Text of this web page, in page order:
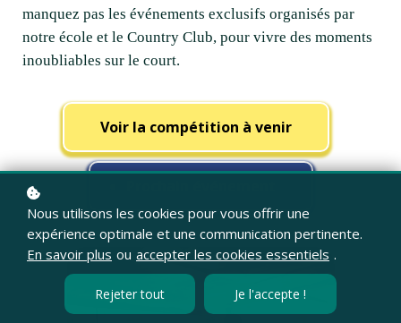
manquez pas les événements exclusifs organisés par
notre école et le Country Club, pour vivre des moments
inoubliables sur le court.
Voir la compétition à venir
Nous utilisons les cookies pour vous offrir une
expérience optimale et une communication pertinente.
En savoir plus ou accepter les cookies essentiels .
Rejeter tout Je l'accepte !